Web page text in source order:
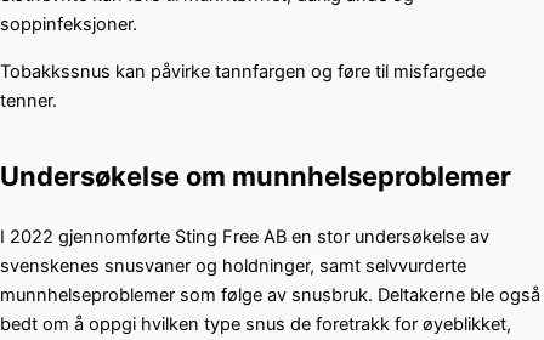
soppinfeksjoner.
Tobakkssnus kan påvirke tannfargen og føre til misfargede
tenner.
Undersøkelse om munnhelseproblemer
I 2022 gjennomførte Sting Free AB en stor undersøkelse av
svenskenes snusvaner og holdninger, samt selvvurderte
munnhelseproblemer som følge av snusbruk. Deltakerne ble også
bedt om å oppgi hvilken type snus de foretrakk for øyeblikket,